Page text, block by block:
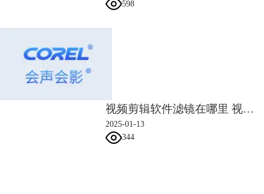
图5：会声会影在线训练营课程截图
598
视频剪辑软件滤镜在哪里 视频剪辑软件滤镜怎么调
2025-01-13
344